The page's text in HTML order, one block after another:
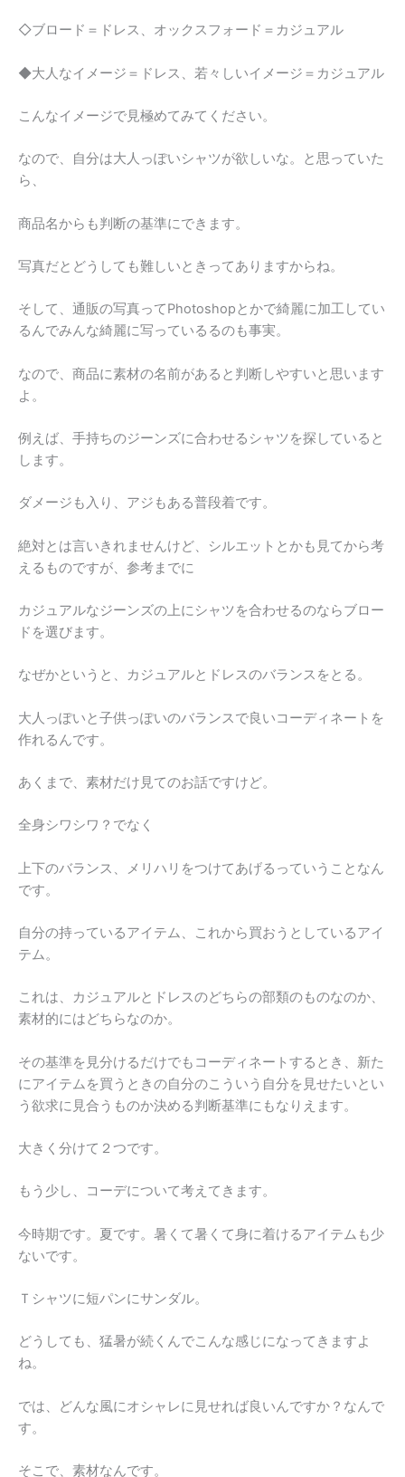
◇ブロード＝ドレス、オックスフォード＝カジュアル
◆大人なイメージ＝ドレス、若々しいイメージ＝カジュアル
こんなイメージで見極めてみてください。
なので、自分は大人っぽいシャツが欲しいな。と思っていた
ら、
商品名からも判断の基準にできます。
写真だとどうしても難しいときってありますからね。
そして、通販の写真ってPhotoshopとかで綺麗に加工してい
るんでみんな綺麗に写っているるのも事実。
なので、商品に素材の名前があると判断しやすいと思います
よ。
例えば、手持ちのジーンズに合わせるシャツを探していると
します。
ダメージも入り、アジもある普段着です。
絶対とは言いきれませんけど、シルエットとかも見てから考
えるものですが、参考までに
カジュアルなジーンズの上にシャツを合わせるのならブロー
ドを選びます。
なぜかというと、カジュアルとドレスのバランスをとる。
大人っぽいと子供っぽいのバランスで良いコーディネートを
作れるんです。
あくまで、素材だけ見てのお話ですけど。
全身シワシワ？でなく
上下のバランス、メリハリをつけてあげるっていうことなん
です。
自分の持っているアイテム、これから買おうとしているアイ
テム。
これは、カジュアルとドレスのどちらの部類のものなのか、
素材的にはどちらなのか。
その基準を見分けるだけでもコーディネートするとき、新た
にアイテムを買うときの自分のこういう自分を見せたいとい
う欲求に見合うものか決める判断基準にもなりえます。
大きく分けて２つです。
もう少し、コーデについて考えてきます。
今時期です。夏です。暑くて暑くて身に着けるアイテムも少
ないです。
Ｔシャツに短パンにサンダル。
どうしても、猛暑が続くんでこんな感じになってきますよ
ね。
では、どんな風にオシャレに見せれば良いんですか？なんで
す。
そこで、素材なんです。